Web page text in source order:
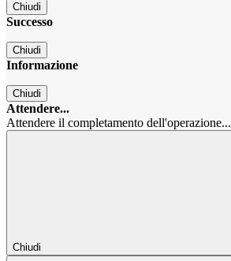
Chiudi
Successo
Chiudi
Informazione
Chiudi
Attendere...
Attendere il completamento dell'operazione...
Chiudi